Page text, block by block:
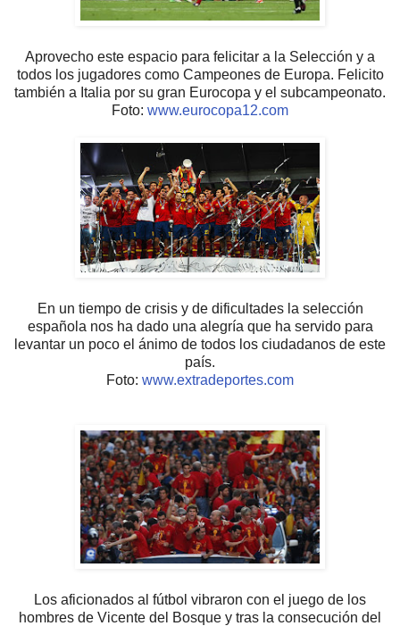
Aprovecho este espacio para felicitar a la Selección y a
todos los jugadores como Campeones de Europa. Felicito
también a Italia por su gran Eurocopa y el subcampeonato.
Foto: www.eurocopa12.com
En un tiempo de crisis y de dificultades la selección
española nos ha dado una alegría que ha servido para
levantar un poco el ánimo de todos los ciudadanos de este
país.
Foto: www.extradeportes.com
Los aficionados al fútbol vibraron con el juego de los
hombres de Vicente del Bosque y tras la consecución del